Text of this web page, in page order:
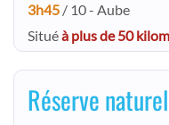
3h45 / 10 - Aube
Situéà plus de 50
Réserve